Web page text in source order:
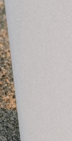
De Thera-
Rood -